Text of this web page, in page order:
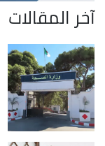
آخر المقالات